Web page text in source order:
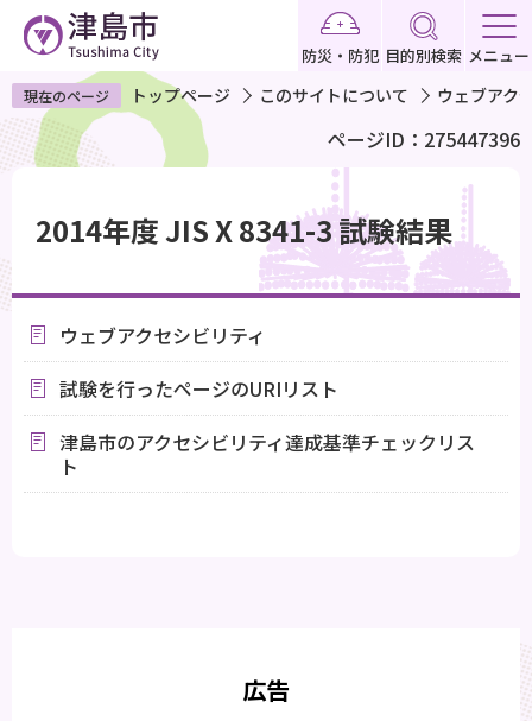
ペ
ー
ジ
の
で
す
防災・防犯 目的別検索 メニュー
現在のページ トップページ このサイトについて ウェブアク
ページID：275447396
2014年度 JIS X 8341-3 試験結果
ウェブアクセシビリティ
試験を行ったページのURIリスト
津島市のアクセシビリティ達成基準チェックリス
ト
広告